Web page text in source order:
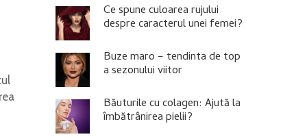
Ce spune culoarea rujului
despre caracterul unei femei?
Buze maro – tendinta de top
a sezonului viitor
Băuturile cu colagen: Ajută la
îmbătrânirea pielii?